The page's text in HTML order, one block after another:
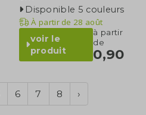
Disponible 5 couleurs
À partir de 28 août
voir le
produit
à partir
de
0,90
6 7 8 ›